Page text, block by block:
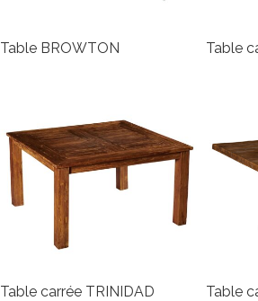
Table BROWTON Table
Table carrée TRINIDAD Table